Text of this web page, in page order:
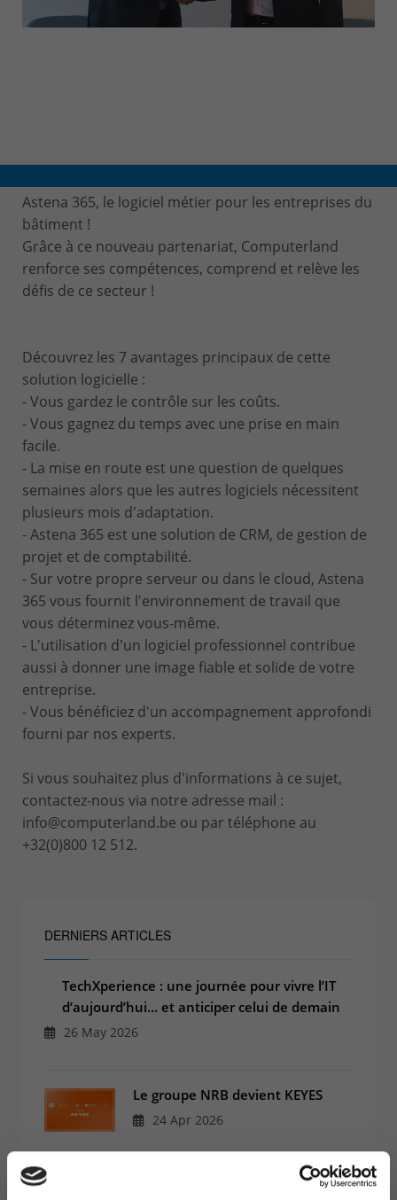
Astena 365, le logiciel métier pour les entreprises du
bâtiment !
Grâce à ce nouveau partenariat, Computerland
renforce ses compétences, comprend et relève les
défis de ce secteur !
Découvrez les 7 avantages principaux de cette
solution logicielle :
- Vous gardez le contrôle sur les coûts.
- Vous gagnez du temps avec une prise en main
facile.
- La mise en route est une question de quelques
semaines alors que les autres logiciels nécessitent
plusieurs mois d'adaptation.
- Astena 365 est une solution de CRM, de gestion de
projet et de comptabilité.
- Sur votre propre serveur ou dans le cloud, Astena
365 vous fournit l'environnement de travail que
vous déterminez vous-même.
- L'utilisation d'un logiciel professionnel contribue
aussi à donner une image fiable et solide de votre
entreprise.
- Vous bénéficiez d'un accompagnement approfondi
fourni par nos experts.
Si vous souhaitez plus d'informations à ce sujet,
contactez-nous via notre adresse mail :
info@computerland.be ou par téléphone au
+32(0)800 12 512.
DERNIERS ARTICLES
TechXperience : une journée pour vivre l’IT
d’aujourd’hui… et anticiper celui de demain
26 May 2026
Le groupe NRB devient KEYES
24 Apr 2026
Pourquoi la gouvernance des